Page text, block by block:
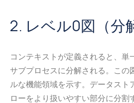
2. レベル0図（分
コンテキストが定義されると、単
サブプロセスに分解される。この
ルな機能領域を示す。データスト
ローをより扱いやすい部分に分割